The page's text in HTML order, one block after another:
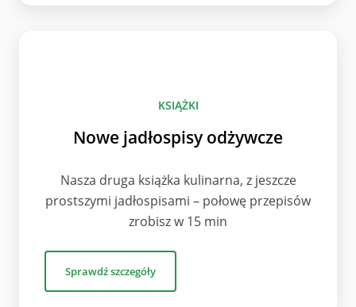
KSIĄŻKI
Nowe jadłospisy odżywcze
Nasza druga książka kulinarna, z jeszcze
prostszymi jadłospisami – połowę przepisów
zrobisz w 15 min
Sprawdź szczegóły